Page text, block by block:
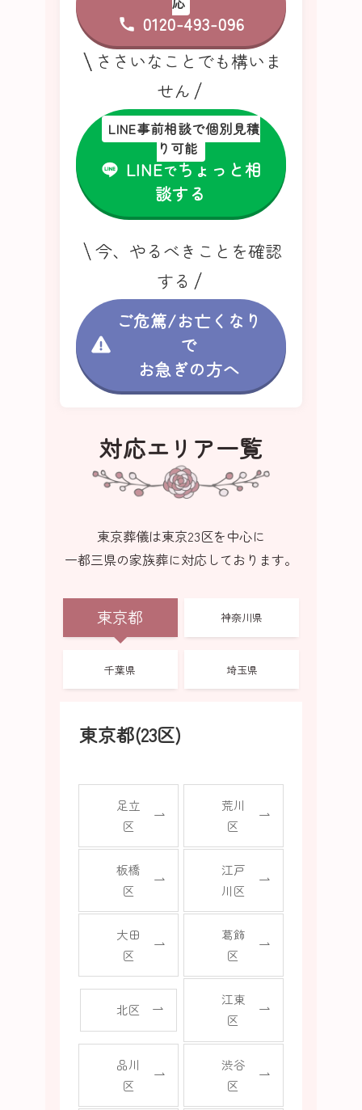
0120-493-096
ささいなことでも構いま
せん
LINE事前相談で個別見積
り可能
LINEでちょっと相
談する
今、やるべきことを確認
する
ご危篤/お亡くなり
で
お急ぎの方へ
対応エリア一覧
東京葬儀は東京23区を中心に
一都三県の家族葬に対応しております。
東京都 神奈川県
千葉県 埼玉県
東京都(23区)
足立
区
荒川
区
板橋
区
江戸
川区
大田
区
葛飾
区
北区
江東
区
品川
区
渋谷
区